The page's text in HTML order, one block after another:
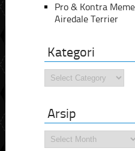
Pro & Kontra
Airedale Terrier
Kategori
Kategori
Arsip
Arsip